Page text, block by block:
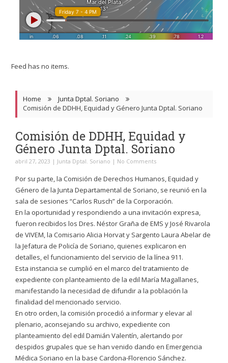
Feed has no items.
Home
Junta Dptal. Soriano
Comisión de DDHH, Equidad y Género Junta Dptal. Soriano
Comisión de DDHH, Equidad y
Género Junta Dptal. Soriano
abril 27, 2023 | Junta Dptal. Soriano | No Comments
Por su parte, la Comisión de Derechos Humanos, Equidad y
Género de la Junta Departamental de Soriano, se reunió en la
sala de sesiones “Carlos Rusch” de la Corporación.
En la oportunidad y respondiendo a una invitación expresa,
fueron recibidos los Dres. Néstor Graña de EMS y José Rivarola
de VIVEM, la Comisario Alicia Horvat y Sargento Laura Abelar de
la Jefatura de Policía de Soriano, quienes explicaron en
detalles, el funcionamiento del servicio de la línea 911.
Esta instancia se cumplió en el marco del tratamiento de
expediente con planteamiento de la edil María Magallanes,
manifestando la necesidad de difundir a la población la
finalidad del mencionado servicio.
En otro orden, la comisión procedió a informar y elevar al
plenario, aconsejando su archivo, expediente con
planteamiento del edil Damián Valentín, alertando por
despidos grupales que se han venido dando en Emergencia
Médica Soriano en la base Cardona-Florencio Sánchez.